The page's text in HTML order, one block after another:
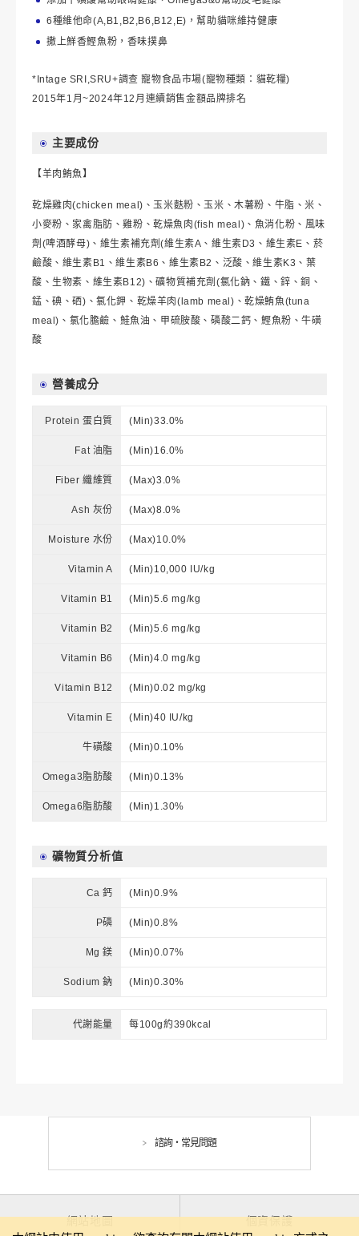
6種維他命(A,B1,B2,B6,B12,E)，幫助貓咪維持健康
撒上鮮香鰹魚粉，香味撲鼻
*Intage SRI,SRU+調查 寵物食品市場(寵物種類：貓乾糧)
2015年1月~2024年12月連續銷售金額品牌排名
主要成份
【羊肉鮪魚】
乾燥雞肉(chicken meal)、玉米麩粉、玉米、木薯粉、牛脂、米、
小麥粉、家禽脂肪、雞粉、乾燥魚肉(fish meal)、魚消化粉、風味
劑(啤酒酵母)、維生素補充劑(維生素A、維生素D3、維生素E、菸
鹼酸、維生素B1、維生素B6、維生素B2、泛酸、維生素K3、葉
酸、生物素、維生素B12)、礦物質補充劑(氯化鈉、鐵、鋅、銅、
錳、碘、硒)、氯化鉀、乾燥羊肉(lamb meal)、乾燥鮪魚(tuna
meal)、氯化膽鹼、鮭魚油、甲硫胺酸、磷酸二鈣、鰹魚粉、牛磺
酸
營養成分
Protein 蛋白質 (Min)33.0%
Fat 油脂 (Min)16.0%
Fiber 纖維質 (Max)3.0%
Ash 灰份 (Max)8.0%
Moisture 水份 (Max)10.0%
Vitamin A (Min)10,000 IU/kg
Vitamin B1 (Min)5.6 mg/kg
Vitamin B2 (Min)5.6 mg/kg
Vitamin B6 (Min)4.0 mg/kg
Vitamin B12 (Min)0.02 mg/kg
Vitamin E (Min)40 IU/kg
牛磺酸 (Min)0.10%
Omega3脂肪酸 (Min)0.13%
Omega6脂肪酸 (Min)1.30%
礦物質分析值
Ca 鈣 (Min)0.9%
P磷 (Min)0.8%
Mg 鎂 (Min)0.07%
Sodium 鈉 (Min)0.30%
代謝能量 每100g約390kcal
諮詢・常見問題
網站地圖
個資保護